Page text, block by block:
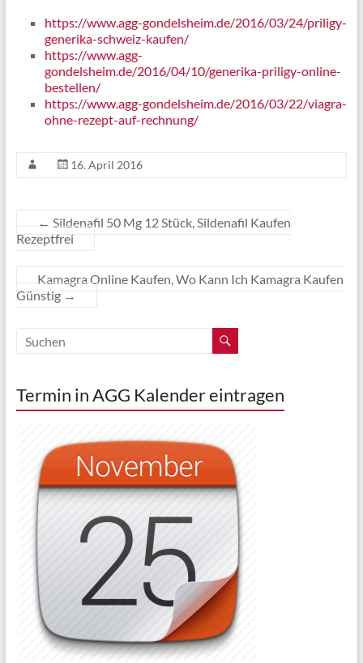
https://www.agg-gondelsheim.de/2016/03/24/priligy-
generika-schweiz-kaufen/
https://www.agg-
gondelsheim.de/2016/04/10/generika-priligy-online-
bestellen/
https://www.agg-gondelsheim.de/2016/03/22/viagra-
ohne-rezept-auf-rechnung/
16. April 2016
← Sildenafil 50 Mg 12 Stück, Sildenafil Kaufen
Rezeptfrei
Kamagra Online Kaufen, Wo Kann Ich Kamagra Kaufen
Günstig →
Termin in AGG Kalender eintragen